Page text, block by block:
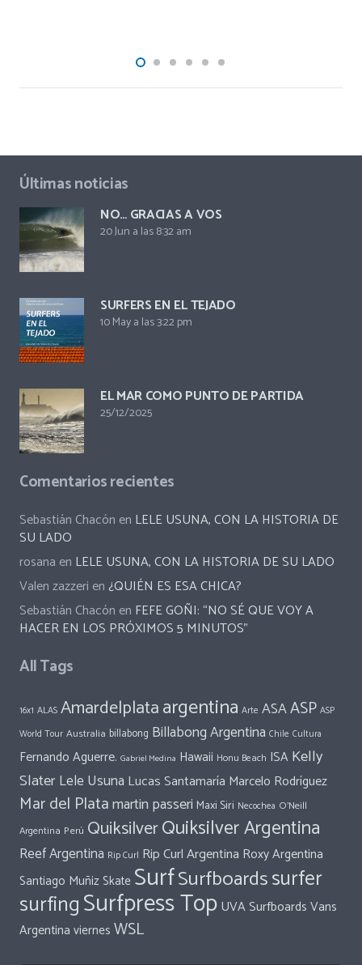
Últimas noticias
NO… GRACIAS A VOS
20 Jun a las 8:32 am
SURFERS EN EL TEJADO
10 May a las 3:22 pm
EL MAR COMO PUNTO DE PARTIDA
25/12/2025
Comentarios recientes
Sebastián Chacón en LELE USUNA, CON LA HISTORIA DE
SU LADO
rosana en LELE USUNA, CON LA HISTORIA DE SU LADO
Valen zazzeri en¿QUIÉN ES ESA CHICA?
Sebastián Chacón en FEFE GOÑI: “NO SÉ QUE VOY A
HACER EN LOS PRÓXIMOS 5 MINUTOS”
All Tags
16x1 ALAS Amardelplataargentina Arte ASAASP ASP
World Tour Australia billabong Billabong Argentina Chile Cultura
Fernando Aguerre. Gabriel Medina Hawaii Honu Beach ISA Kelly
Slater Lele Usuna Lucas Santamaría Marcelo Rodríguez
Mar del Platamartin passeri Maxi Siri Necochea O'Neill
Argentina Perú QuiksilverQuiksilver Argentina
Reef Argentina Rip Curl Rip Curl Argentina Roxy Argentina
Santiago Muñiz Skate SurfSurfboardssurfer
surfingSurfpress Top UVA Surfboards Vans
Argentina viernes WSL